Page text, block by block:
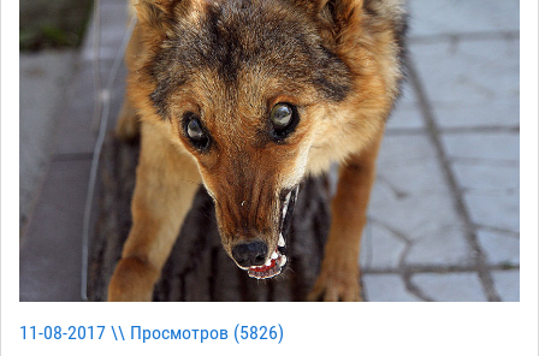
11-08-2017 \\ Просмотров (5826)